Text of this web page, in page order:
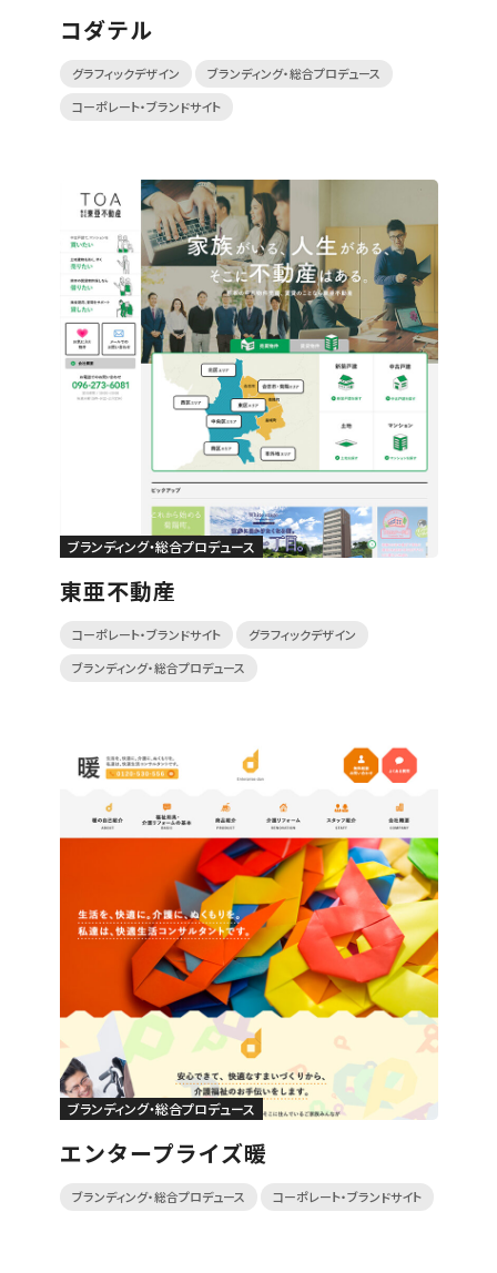
コダテル
グラフィックデザイン
ブランディング・総合プロデュース
コーポレート・ブランドサイト
ブランディング・総合プロデュース
東亜不動産
コーポレート・ブランドサイト グラフィックデザイン
ブランディング・総合プロデュース
ブランディング・総合プロデュース
エンタープライズ暖
ブランディング・総合プロデュース コーポレート・ブランドサイト